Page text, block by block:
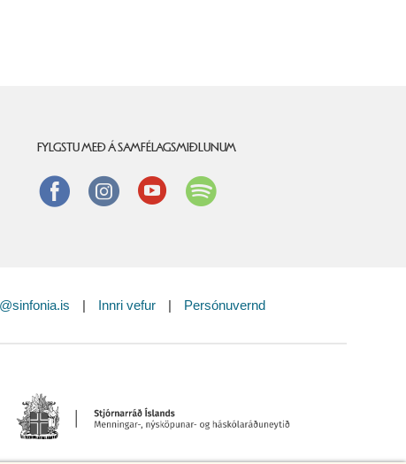
FYLGSTU MEÐ Á SAMFÉLAGSMIÐLUNUM
FacebookinstagramYoutube
| Innri vefur | Persónuvernd